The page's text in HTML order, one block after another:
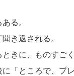
る。
き返される。
ときに、ものすご
に「ところで、プ